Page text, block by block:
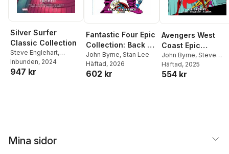
Silver Surfer
Classic Collection
Steve Englehart,
Marshall Rogers
Buscema
Inbunden, 2024
947 kr
Fantastic Four Epic
Collection: Back To
The Basics
John Byrne, Stan Lee
Häftad, 2026
602 kr
Avengers West
Coast Epic
Collection: Vision
Quest (New
Printing)
John Byrne, Steve
Englehart,Mark
Gruenwald
Häftad, 2025
554 kr
Mina sidor